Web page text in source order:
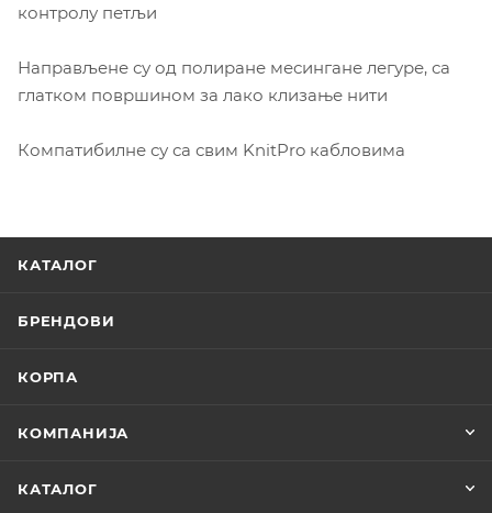
контролу петљи
Направљене су од полиране месингане легуре, са
глатком површином за лако клизање нити
Компатибилне су са свим KnitPro кабловима
КАТАЛОГ
БРЕНДОВИ
КОРПА
КОМПАНИЈА
КАТАЛОГ